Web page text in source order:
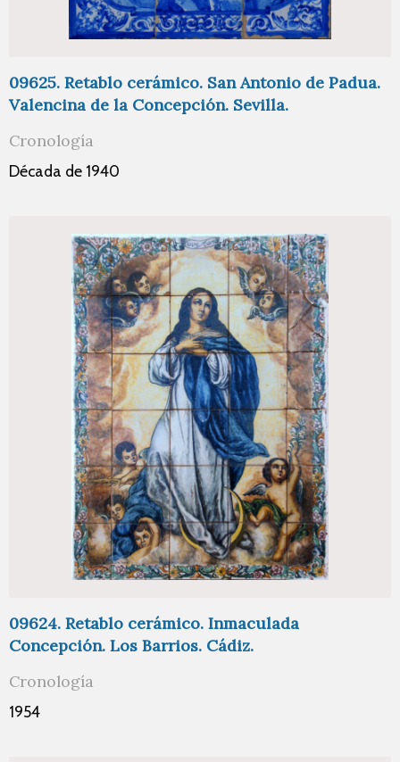
09625. Retablo cerámico. San Antonio de Padua.
Valencina de la Concepción. Sevilla.
Cronología
Década de 1940
09624. Retablo cerámico. Inmaculada
Concepción. Los Barrios. Cádiz.
Cronología
1954